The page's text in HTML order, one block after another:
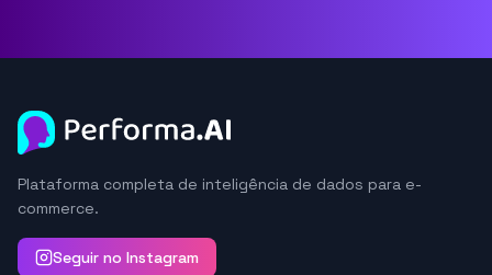
Plataforma completa de inteligência de dados para e-
commerce.
Seguir no Instagram